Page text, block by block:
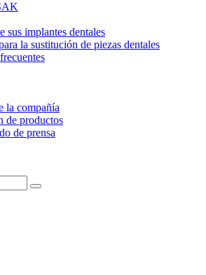
sus implantes dentales
la sustitución de piezas dentales
la compañía
de productos
de prensa